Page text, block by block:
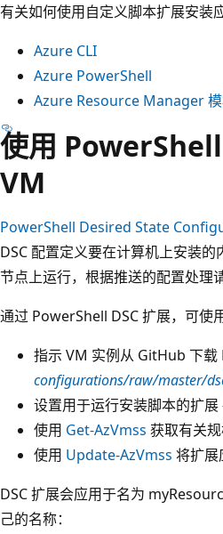
有关如何使用自定义脚本扩展安装
Azure CLI
Azure PowerShell
Azure Resource Manager
使用
VM
PowerShell Desired State
DSC 配置定义要在计算机上安装
节点上运行，根据推送的配置处理
通过 PowerShell DSC 扩展，可使
指示 VM 实例从 GitHub 下载
configurations/raw/master/
设置用于运行安装脚本的扩展
使用 Get-AzVmss 获取有关
使用 Update-AzVmss 将扩展
DSC 扩展会应用于名为
己的名称：